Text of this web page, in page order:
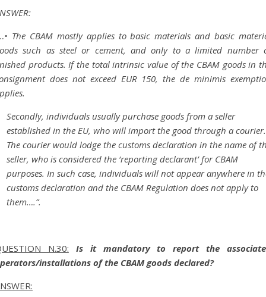
The CBAM mostly applies to basic materials and basic
such as steel or cement, and only to a limited number
products. If the total intrinsic value of the CBAM goods in
does not exceed EUR 150, the de minimis
Secondly, individuals usually purchase goods from a seller
established in the EU, who will import the good through a courier.
The courier would lodge the customs declaration in the name of
seller, who is considered the ‘reporting declarant’ for CBAM
purposes. In such case, individuals will not appear anywhere in
customs declaration and the CBAM Regulation does not apply to
them….”.
N.30:
Is it mandatory to report the
installations of the CBAM goods declared?